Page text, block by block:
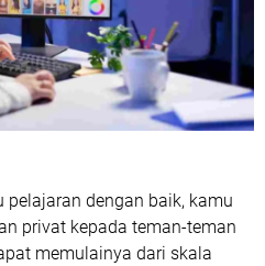
dengan baik, kamu
privat kepada teman-teman
memulainya dari skala